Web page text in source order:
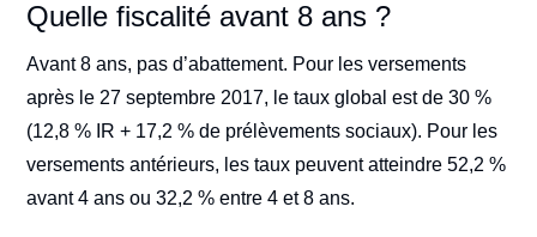
Quelle fiscalité avant 8 ans ?
Avant 8 ans, pas d’abattement. Pour les versements
après le 27 septembre 2017, le taux global est de 30 %
(12,8 % IR + 17,2 % de prélèvements sociaux). Pour les
versements antérieurs, les taux peuvent atteindre 52,2 %
avant 4 ans ou 32,2 % entre 4 et 8 ans.